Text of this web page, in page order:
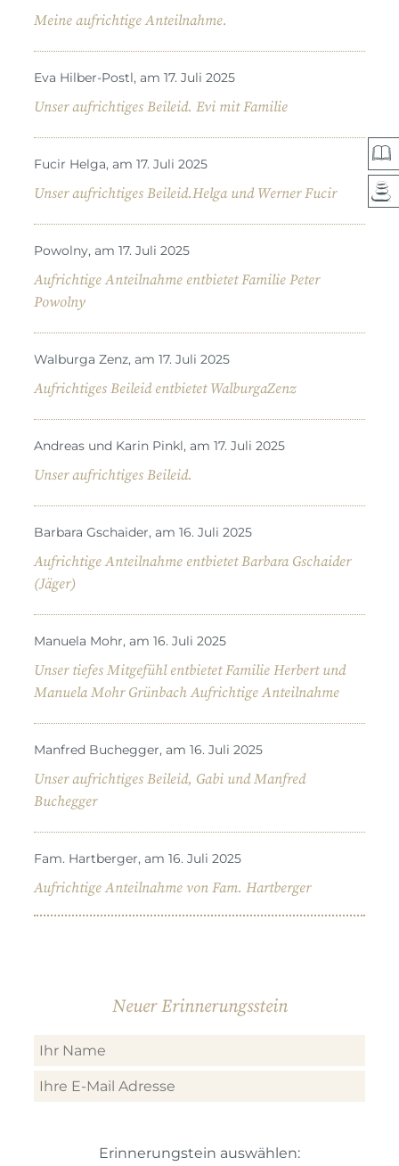
Meine aufrichtige Anteilnahme.
Eva Hilber-Postl, am 17. Juli 2025
Unser aufrichtiges Beileid. Evi mit Familie
Fucir Helga, am 17. Juli 2025
Unser aufrichtiges Beileid.Helga und Werner Fucir
Powolny, am 17. Juli 2025
Aufrichtige Anteilnahme entbietet Familie Peter
Powolny
Walburga Zenz, am 17. Juli 2025
Aufrichtiges Beileid entbietet WalburgaZenz
Andreas und Karin Pinkl, am 17. Juli 2025
Unser aufrichtiges Beileid.
Barbara Gschaider, am 16. Juli 2025
Aufrichtige Anteilnahme entbietet Barbara Gschaider
(Jäger)
Manuela Mohr, am 16. Juli 2025
Unser tiefes Mitgefühl entbietet Familie Herbert und
Manuela Mohr Grünbach Aufrichtige Anteilnahme
Manfred Buchegger, am 16. Juli 2025
Unser aufrichtiges Beileid, Gabi und Manfred
Buchegger
Fam. Hartberger, am 16. Juli 2025
Aufrichtige Anteilnahme von Fam. Hartberger
Neuer Erinnerungsstein
Erinnerungstein auswählen: